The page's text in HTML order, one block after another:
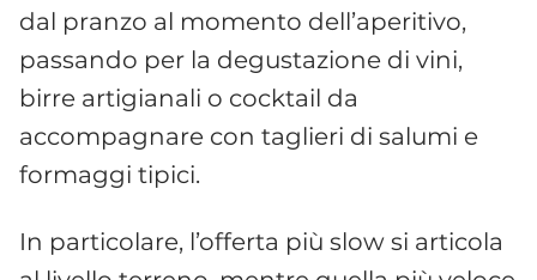
dal pranzo al momento dell’aperitivo,
passando per la degustazione di vini,
birre artigianali o cocktail da
accompagnare con taglieri di salumi e
formaggi tipici.
In particolare, l’offerta più slow si articola